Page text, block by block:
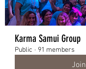
Karma Samui Group
Public · 91 members
Join